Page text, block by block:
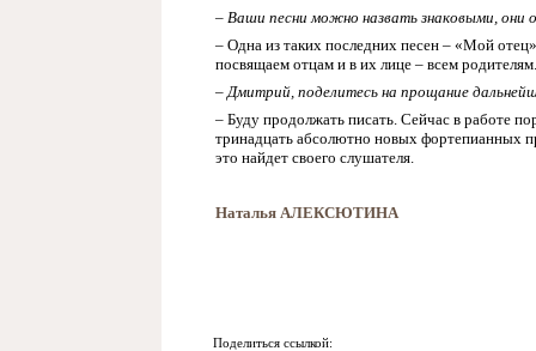
– Ваши песни можно назвать знаковыми, они
– Одна из таких последних песен – «Мой
посвящаем отцам и в их лице – всем родителям.
– Дмитрий, поделитесь на прощание
– Буду продолжать писать. Сейчас в работе
тринадцать абсолютно новых фортепианных
это найдет своего слушателя.
Наталья АЛЕКСЮТИНА
Поделиться ссылкой: